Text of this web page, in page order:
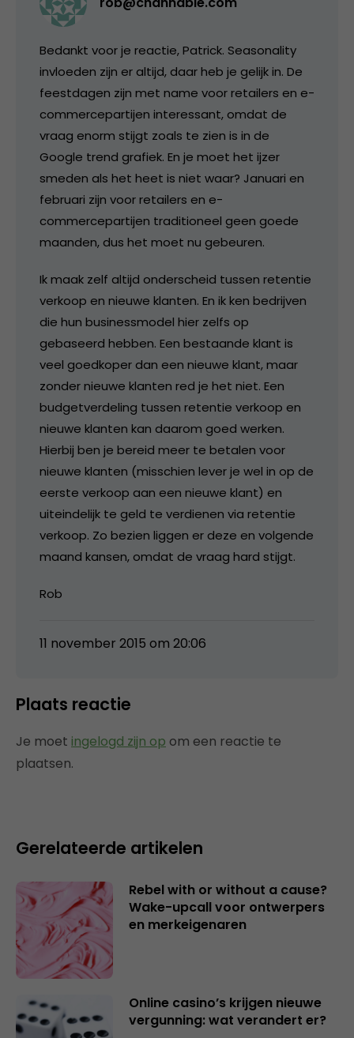
Bedankt voor je reactie, Patrick. Seasonality
invloeden zijn er altijd, daar heb je gelijk in. De
feestdagen zijn met name voor retailers en e-
commercepartijen interessant, omdat de
vraag enorm stijgt zoals te zien is in de
Google trend grafiek. En je moet het ijzer
smeden als het heet is niet waar? Januari en
februari zijn voor retailers en e-
commercepartijen traditioneel geen goede
maanden, dus het moet nu gebeuren.
Ik maak zelf altijd onderscheid tussen retentie
verkoop en nieuwe klanten. En ik ken bedrijven
die hun businessmodel hier zelfs op
gebaseerd hebben. Een bestaande klant is
veel goedkoper dan een nieuwe klant, maar
zonder nieuwe klanten red je het niet. Een
budgetverdeling tussen retentie verkoop en
nieuwe klanten kan daarom goed werken.
Hierbij ben je bereid meer te betalen voor
nieuwe klanten (misschien lever je wel in op de
eerste verkoop aan een nieuwe klant) en
uiteindelijk te geld te verdienen via retentie
verkoop. Zo bezien liggen er deze en volgende
maand kansen, omdat de vraag hard stijgt.
Rob
11 november 2015 om 20:06
Plaats reactie
Je moet ingelogd zijn op om een reactie te
plaatsen.
Gerelateerde artikelen
Rebel with or without a cause?
Wake-upcall voor ontwerpers
en merkeigenaren
Online casino’s krijgen nieuwe
vergunning: wat verandert er?